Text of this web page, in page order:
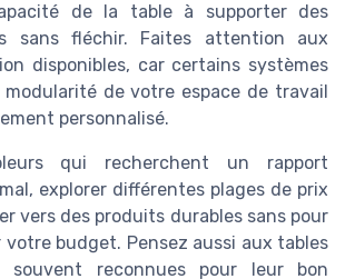
de la table à supporter des
sans fléchir. Faites attention aux
disponibles, car certains systèmes
de votre espace de travail
personnalisé.
qui recherchent un rapport
explorer différentes plages de prix
vers des produits durables sans pour
budget. Pensez aussi aux tables
souvent reconnues pour leur bon